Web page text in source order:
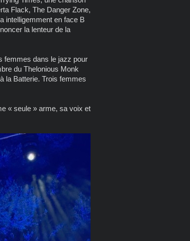
Flack, The Danger Zone,
intelligemment en face B
la lenteur de la
femmes dans le jazz pour
du Thelonious Monk
la Batterie. Trois femmes
« seule » arme, sa voix et